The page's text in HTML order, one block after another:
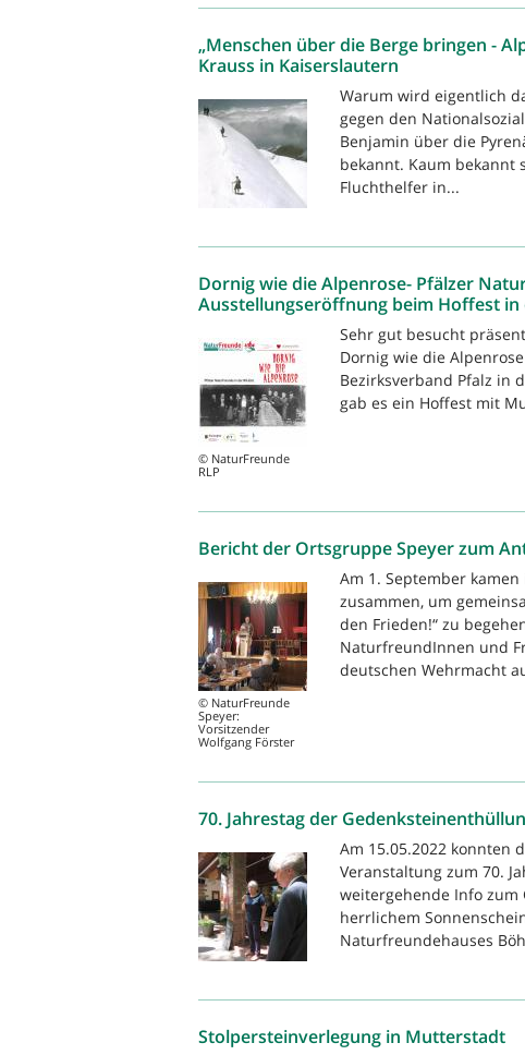
„Menschen über die Berge bringen -
Krauss in Kaiserslautern
Warum wird eigentlich
gegen den
Benjamin über die
bekannt. Kaum bekannt
Fluchthelfer in...
Dornig wie die Alpenrose- Pfälzer
Ausstellungseröffnung beim Hoffest
© NaturFreunde
RLP
Sehr gut besucht
Dornig wie die
Bezirksverband Pfalz in
gab es ein Hoffest mit
Bericht der Ortsgruppe Speyer zum
© NaturFreunde
Speyer:
Vorsitzender
Wolfgang Förster
Am 1. September
zusammen, um
den Frieden!“ zu
NaturfreundInnen und
deutschen Wehrmacht
70. Jahrestag der
Am 15.05.2022 konnten
Veranstaltung zum 70.
weitergehende Info zum
herrlichem
Naturfreundehauses
Stolpersteinverlegung in Mutterstadt